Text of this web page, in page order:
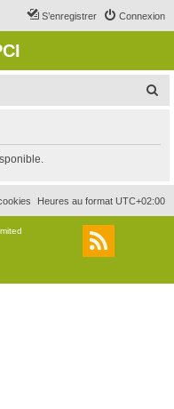
Connexion
S’enregistrer
r
c
r
Heures au format UTC+02:00